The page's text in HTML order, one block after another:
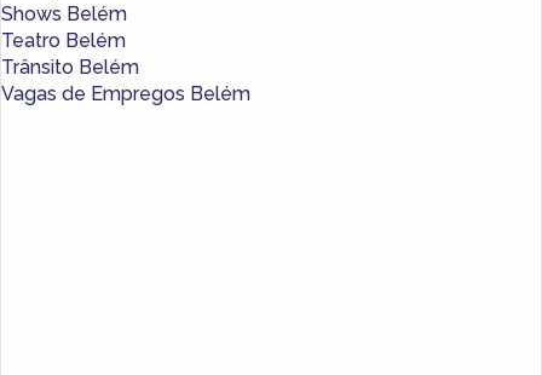
Shows Belém
Teatro Belém
Trânsito Belém
Vagas de Empregos Belém